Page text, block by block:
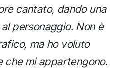
cantato, dando una
personaggio. Non è
ma ho voluto
che mi appartengono.